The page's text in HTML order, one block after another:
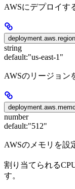
AWSにデプロイす
deployment.aws.region
string
default:"us-east-1"
AWSのリージョン
number
default:"512"
AWSのメモリを設
割り当てられる
す。